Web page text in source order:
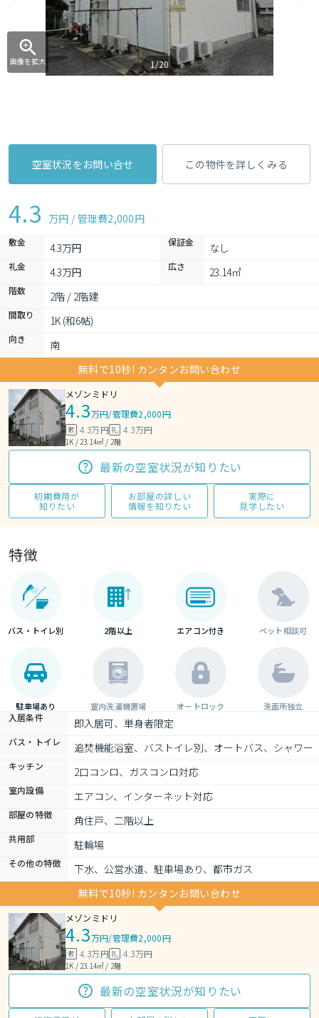
画像を拡大 1/20
空室状況をお問い合せ この物件を詳しくみる
4.3 万円 / 管理費2,000円
敷金 4.3万円 保証金 なし
礼金 4.3万円 広さ 23.14㎡
階数 2階 / 2階建
間取り 1K (和6帖)
向き
南
無料で10秒! カンタンお問い合わせ
メゾンミドリ
4.3万円/管理費2,000円
敷 4.3万円礼 4.3万円
1K / 23.14㎡ / 2階
最新の空室状況が知りたい
初期費用が
知りたい
お部屋の詳しい
情報を知りたい
実際に
見学したい
特徴
バス・トイレ別 2階以上 エアコン付き ペット相談可
駐車場あり 室内洗濯機置場 オートロック 洗面所独立
入居条件 即入居可、単身者限定
バス・トイレ 追焚機能浴室、バストイレ別、オートバス、シャワー
キッチン 2口コンロ、ガスコンロ対応
室内設備 エアコン、インターネット対応
部屋の特徴 角住戸、二階以上
共用部 駐輪場
その他の特徴
下水、公営水道、駐車場あり、都市ガス
無料で10秒! カンタンお問い合わせ
メゾンミドリ
4.3万円/管理費2,000円
敷 4.3万円礼 4.3万円
1K / 23.14㎡ / 2階
最新の空室状況が知りたい